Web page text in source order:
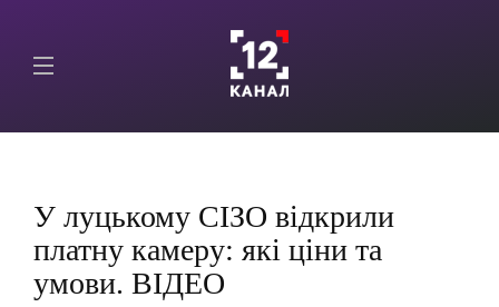
У луцькому СІЗО відкрили
платну камеру: які ціни та
умови. ВІДЕО